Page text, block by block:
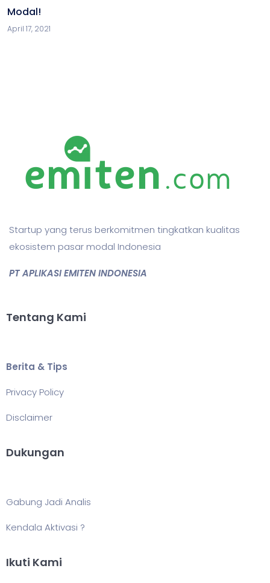
Modal!
April 17, 2021
Startup yang terus berkomitmen tingkatkan kualitas
ekosistem pasar modal Indonesia
PT APLIKASI EMITEN INDONESIA
Tentang Kami
Berita & Tips
Privacy Policy
Disclaimer
Dukungan
Gabung Jadi Analis
Kendala Aktivasi ?
Ikuti Kami